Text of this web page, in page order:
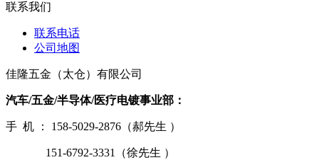
联系我们
联系电话
公司地图
佳隆五金（太仓）有限公司
汽车/五金/半导体/医疗电镀事业部：
手 机 ： 158-5029-2876（郝先生 ）
151-6792-3331（徐先生 ）